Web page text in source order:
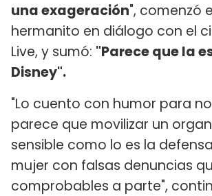
una exageración", comenzó
hermanito en diálogo con el
Live, y sumó: "Parece que la
Disney".
"Lo cuento con humor para
parece que movilizar un
sensible como lo es la
mujer con falsas denuncias
comprobables a parte",